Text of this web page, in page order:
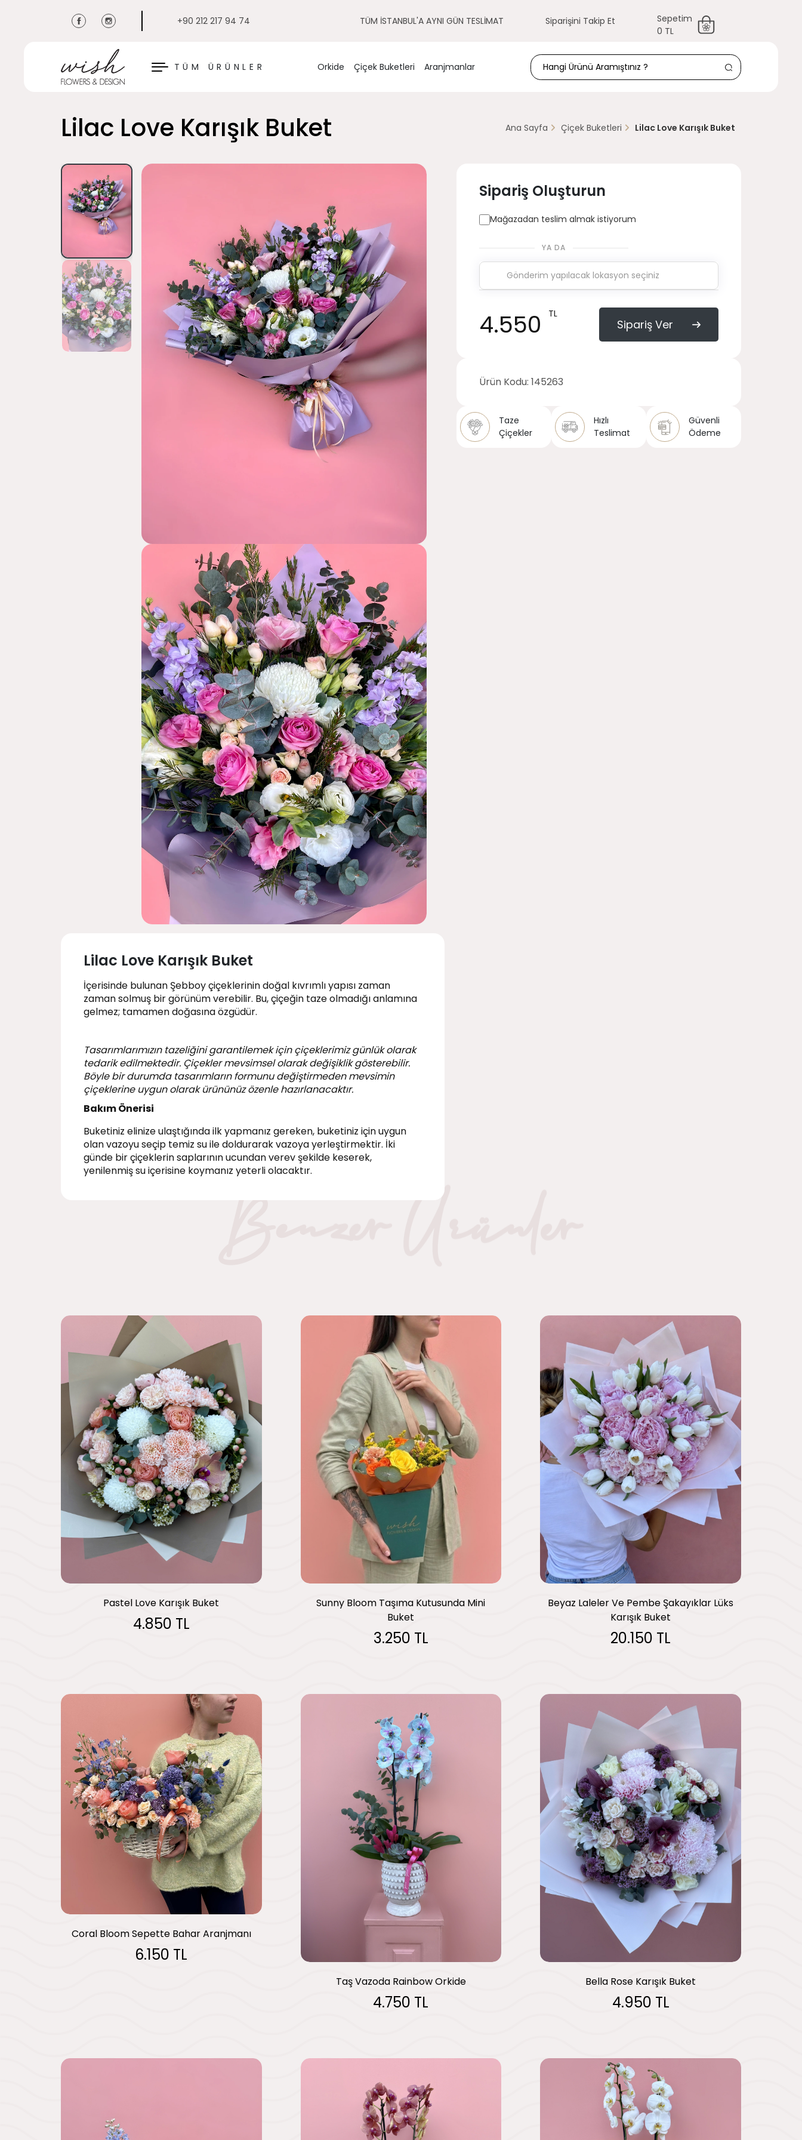
+90 212 217 94 74 TÜM İSTANBUL'A AYNI GÜN TESLİMAT Siparişini Takip Et
Sepetim
0 TL
TÜM ÜRÜNLER
KAPAT Orkide Çiçek Buketleri Aranjmanlar
Lilac Love Karışık Buket Ana Sayfa Çiçek Buketleri Lilac Love Karışık Buket
Lilac Love Karışık Buket
İçerisinde bulunan Şebboy çiçeklerinin doğal kıvrımlı yapısı zaman
zaman solmuş bir görünüm verebilir. Bu, çiçeğin taze olmadığı anlamına
gelmez; tamamen doğasına özgüdür.
Tasarımlarımızın tazeliğini garantilemek için çiçeklerimiz günlük olarak
tedarik edilmektedir. Çiçekler mevsimsel olarak değişiklik gösterebilir.
Böyle bir durumda tasarımların formunu değiştirmeden mevsimin
çiçeklerine uygun olarak ürününüz özenle hazırlanacaktır.
Bakım Önerisi
Buketiniz elinize ulaştığında ilk yapmanız gereken, buketiniz için uygun
olan vazoyu seçip temiz su ile doldurarak vazoya yerleştirmektir. İki
günde bir çiçeklerin saplarının ucundan verev şekilde keserek,
yenilenmiş su içerisine koymanız yeterli olacaktır.
Sipariş Oluşturun
Mağazadan teslim almak istiyorum
YA DA
4.550 TL
Sipariş Ver
Ürün Kodu: 145263
Taze
Çiçekler
Hızlı
Teslimat
Güvenli
Ödeme
Pastel Love Karışık Buket
4.850 TL
Sunny Bloom Taşıma Kutusunda Mini
Buket
3.250 TL
Beyaz Laleler Ve Pembe Şakayıklar Lüks
Karışık Buket
20.150 TL
Coral Bloom Sepette Bahar Aranjmanı
6.150 TL
Taş Vazoda Rainbow Orkide
4.750 TL
Bella Rose Karışık Buket
4.950 TL